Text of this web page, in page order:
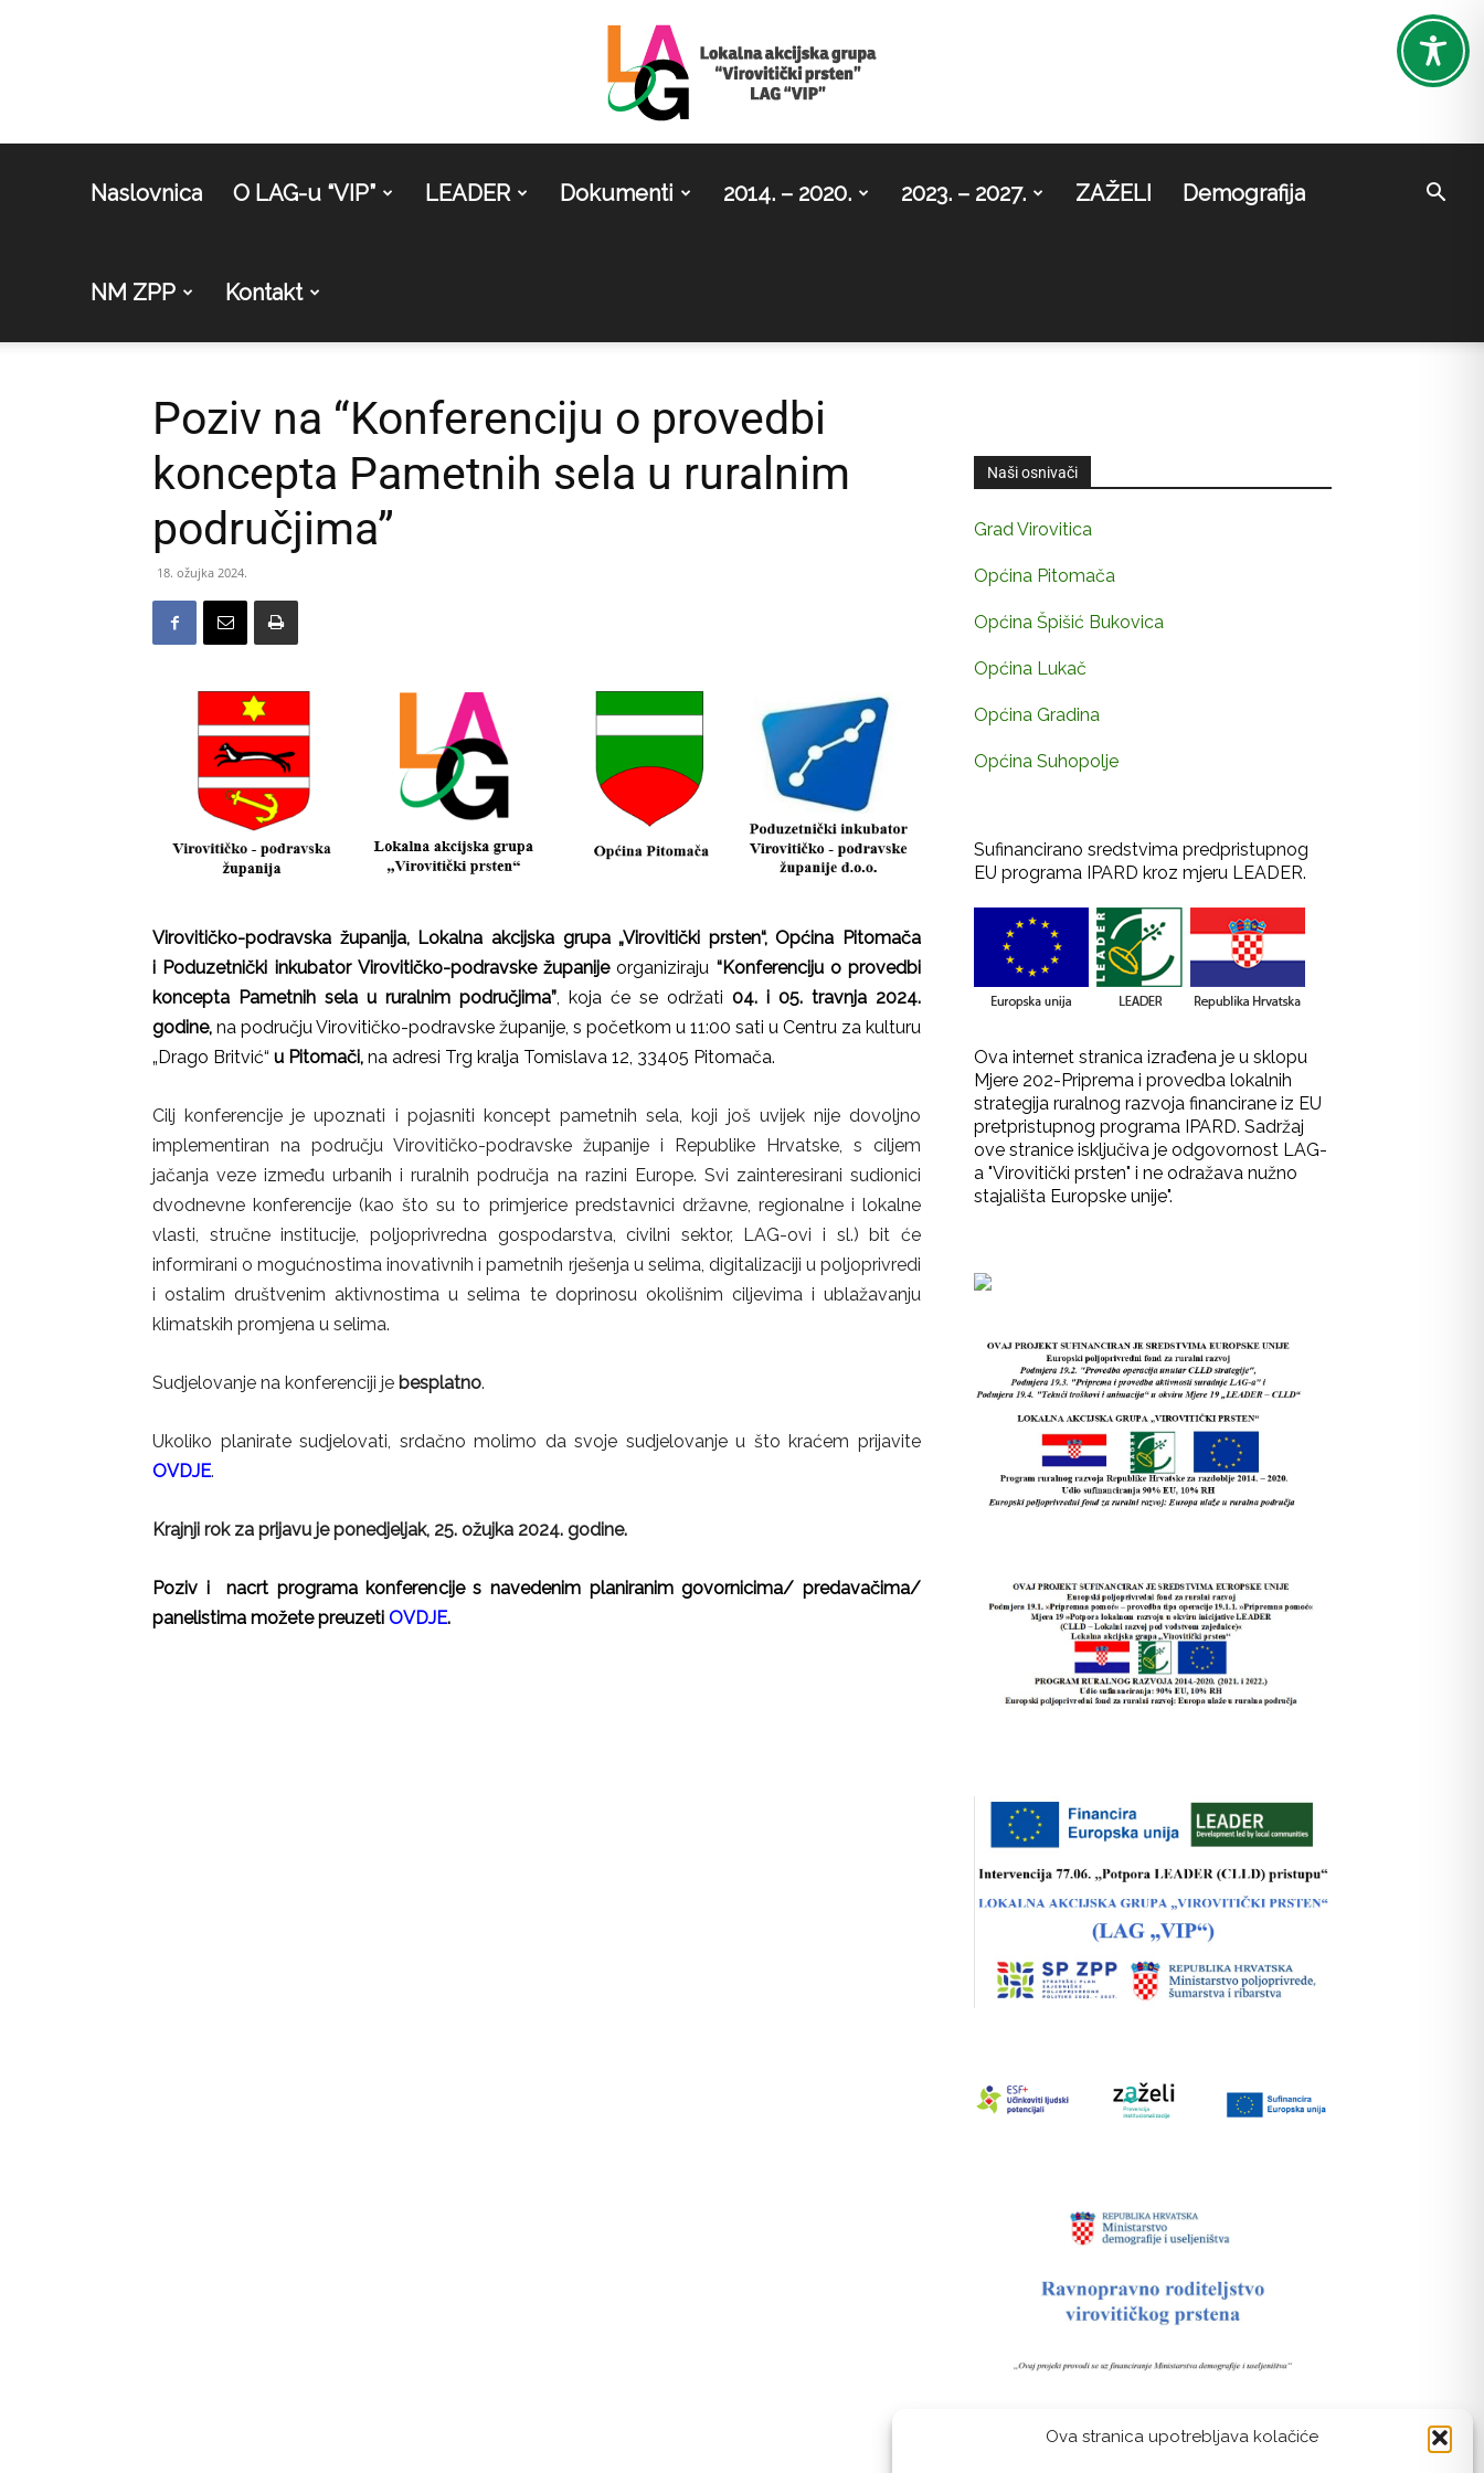
Ova stranica upotrebljava kolačiće
LAG
prsten
Naslovnica O LAG-u “VIP” LEADER Dokumenti 2014. – 2020. 2023. – 2027. ZAŽELI Demografija
NM ZPP Kontakt
Poziv na “Konferenciju o provedbi
koncepta Pametnih sela u ruralnim
područjima”
18. ožujka 2024.
Virovitičko-podravska županija, Lokalna akcijska grupa „Virovitički prsten“, Općina Pitomača
i Poduzetnički inkubator Virovitičko-podravske županijeorganiziraju “Konferenciju o provedbi
koncepta Pametnih sela u ruralnim područjima”, koja će se održati 04. i 05. travnja 2024.
godine, na području Virovitičko-podravske županije, s početkom u 11:00 sati u Centru za kulturu
„Drago Britvić“ u Pitomači, na adresi Trg kralja Tomislava 12, 33405 Pitomača.
Cilj konferencije je upoznati i pojasniti koncept pametnih sela, koji još uvijek nije dovoljno
implementiran na području Virovitičko-podravske županije i Republike Hrvatske, s ciljem
jačanja veze između urbanih i ruralnih područja na razini Europe. Svi zainteresirani sudionici
dvodnevne konferencije (kao što su to primjerice predstavnici državne, regionalne i lokalne
vlasti, stručne institucije, poljoprivredna gospodarstva, civilni sektor, LAG-ovi i sl.) bit će
informirani o mogućnostima inovativnih i pametnih rješenja u selima, digitalizaciji u poljoprivredi
i ostalim društvenim aktivnostima u selima te doprinosu okolišnim ciljevima i ublažavanju
klimatskih promjena u selima.
Sudjelovanje na konferenciji je besplatno.
Ukoliko planirate sudjelovati, srdačno molimo da svoje sudjelovanje u što kraćem prijavite
OVDJE.
Krajnji rok za prijavu je ponedjeljak, 25. ožujka 2024. godine.
Poziv i nacrt programa konferencije s navedenim planiranim govornicima/ predavačima/
panelistima možete preuzeti OVDJE.
Naši osnivači
Grad Virovitica
Općina Pitomača
Općina Špišić Bukovica
Općina Lukač
Općina Gradina
Općina Suhopolje
Sufinancirano sredstvima predpristupnog
EU programa IPARD kroz mjeru LEADER.
Ova internet stranica izrađena je u sklopu
Mjere 202-Priprema i provedba lokalnih
strategija ruralnog razvoja financirane iz EU
pretpristupnog programa IPARD. Sadržaj
ove stranice isključiva je odgovornost LAG-
a "Virovitički prsten" i ne odražava nužno
stajališta Europske unije".